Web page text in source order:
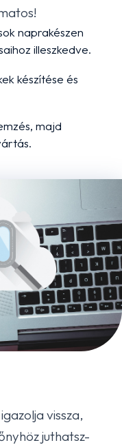
naprakészen
illeszkedve.
készítése és
majd
vissza,
juthatsz-